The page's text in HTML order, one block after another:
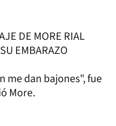
DE MORE RIAL
EMBARAZO
me dan bajones", fue
More.